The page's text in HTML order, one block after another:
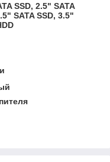
SSD, 2.5" SATA
SATA SSD, 3.5"